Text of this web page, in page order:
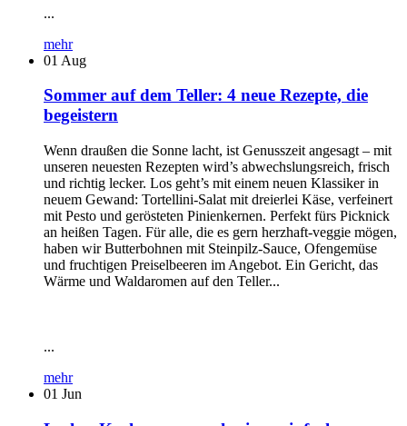
...
mehr
01 Aug
Sommer auf dem Teller: 4 neue Rezepte, die
begeistern
Wenn draußen die Sonne lacht, ist Genusszeit angesagt – mit
unseren neuesten Rezepten wird’s abwechslungsreich, frisch
und richtig lecker. Los geht’s mit einem neuen Klassiker in
neuem Gewand: Tortellini-Salat mit dreierlei Käse, verfeinert
mit Pesto und gerösteten Pinienkernen. Perfekt fürs Picknick
an heißen Tagen. Für alle, die es gern herzhaft-veggie mögen,
haben wir Butterbohnen mit Steinpilz-Sauce, Ofengemüse
und fruchtigen Preiselbeeren im Angebot. Ein Gericht, das
Wärme und Waldaromen auf den Teller...
...
mehr
01 Jun